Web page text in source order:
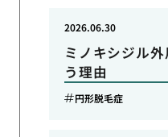
ミノキシジル
う理由
2026.06.30
円形脱毛症